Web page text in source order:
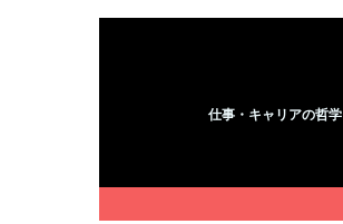
仕事・キャリアの哲学